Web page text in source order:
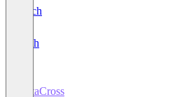
Deutsch
English
DataCross